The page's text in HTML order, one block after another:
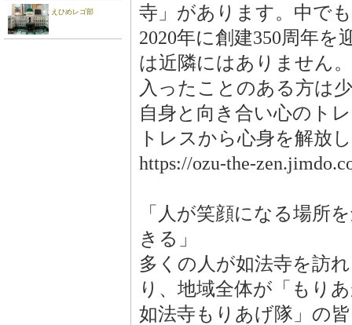
えひめレゴ部
寺」があります。中で
2020年に創建350周年
は近隣にはありません
入ったことのある方は
自身と向き合い心のト
トレスから心身を解放
https://ozu-the-
「人が笑顔になる場所
きる」
多くの人が如法寺を訪
り、地域全体が「もり
如法寺もりあげ隊」の